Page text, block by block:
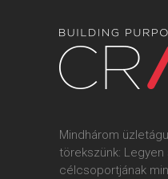
Mindhárom
törekszünk:
célcsoportjának